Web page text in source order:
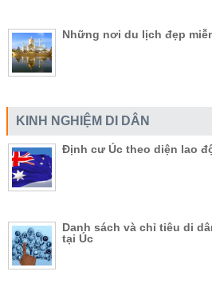
Những nơi du lịch đẹp
KINH NGHIỆM DI DÂN
Định cư Úc theo diện lao
Danh sách và chỉ tiêu di
tại Úc